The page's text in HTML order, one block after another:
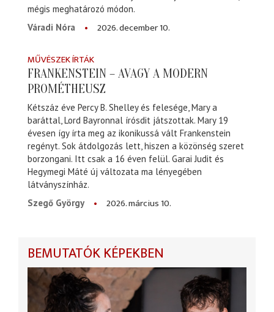
mégis meghatározó módon.
Váradi Nóra
2026. december 10.
MŰVÉSZEK ÍRTÁK
FRANKENSTEIN – AVAGY A MODERN
PROMÉTHEUSZ
Kétszáz éve Percy B. Shelley és felesége, Mary a
baráttal, Lord Bayronnal írósdit játszottak. Mary 19
évesen így írta meg az ikonikussá vált Frankenstein
regényt. Sok átdolgozás lett, hiszen a közönség szeret
borzongani. Itt csak a 16 éven felül. Garai Judit és
Hegymegi Máté új változata ma lényegében
látványszínház.
Szegő György
2026. március 10.
BEMUTATÓK KÉPEKBEN